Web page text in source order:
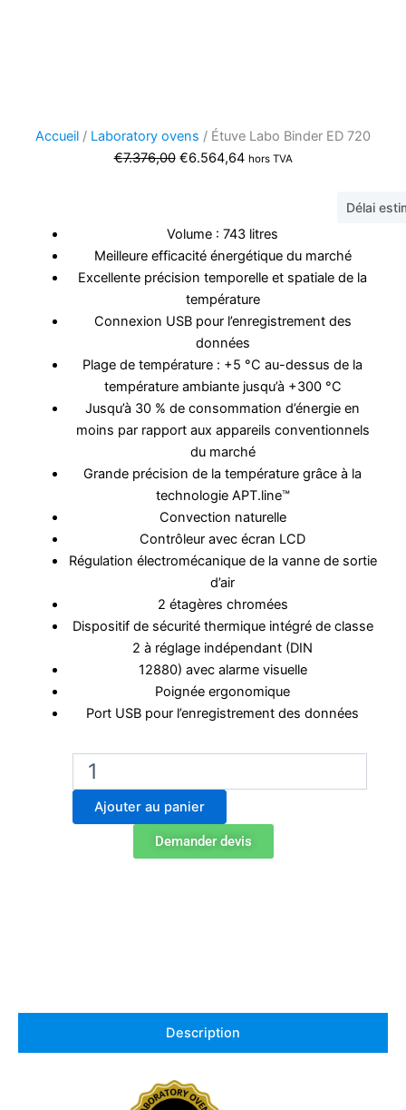
Accueil / Laboratory ovens / Étuve Labo Binder ED 720
€7.376,00 Le
€7.376,00.
€6.564,64Le
€6.564,64.
hors TVA
Délai
Volume : 743 litres
Meilleure efficacité énergétique du marché
Excellente précision temporelle et spatiale de la
température
Connexion USB pour l’enregistrement des
données
Plage de température : +5 °C au-dessus de la
température ambiante jusqu’à +300 °C
Jusqu’à 30 % de consommation d’énergie en
moins par rapport aux appareils conventionnels
du marché
Grande précision de la température grâce à la
technologie APT.line™
Convection naturelle
Contrôleur avec écran LCD
Régulation électromécanique de la vanne de sortie
d’air
2 étagères chromées
Dispositif de sécurité thermique intégré de classe
2 à réglage indépendant (DIN
12880) avec alarme visuelle
Poignée ergonomique
Port USB pour l’enregistrement des données
quantité
Étuve
Labo
Ajouter au panier
Demander devis
Description